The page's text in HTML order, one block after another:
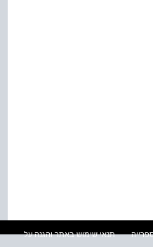
תנאי שימוש באתר והגנה על